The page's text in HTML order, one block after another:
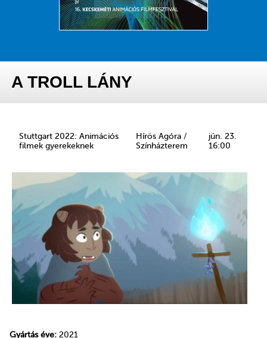
A TROLL LÁNY
Stuttgart 2022: Animációs
filmek gyerekeknek
Hírös Agóra /
Színházterem
jún. 23.
16:00
Gyártás éve: 2021